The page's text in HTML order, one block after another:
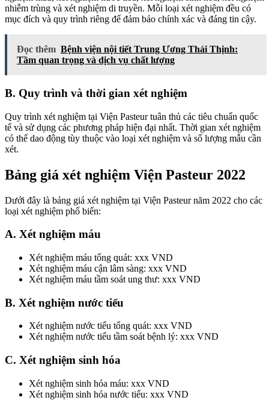
nhiễm trùng và xét nghiệm di truyền. Mỗi loại xét nghiệm đều có
mục đích và quy trình riêng để đảm bảo chính xác và đáng tin cậy.
Đọc thêm Bệnh viện nội tiết Trung Ương Thái Thịnh:
Tầm quan trọng và dịch vụ chất lượng
B. Quy trình và thời gian xét nghiệm
Quy trình xét nghiệm tại Viện Pasteur tuân thủ các tiêu chuẩn quốc
tế và sử dụng các phương pháp hiện đại nhất. Thời gian xét nghiệm
có thể dao động tùy thuộc vào loại xét nghiệm và số lượng mẫu cần
xét.
Bảng giá xét nghiệm Viện Pasteur 2022
Dưới đây là bảng giá xét nghiệm tại Viện Pasteur năm 2022 cho các
loại xét nghiệm phổ biến:
A. Xét nghiệm máu
Xét nghiệm máu tổng quát: xxx VND
Xét nghiệm máu cận lâm sàng: xxx VND
Xét nghiệm máu tầm soát ung thư: xxx VND
B. Xét nghiệm nước tiểu
Xét nghiệm nước tiểu tổng quát: xxx VND
Xét nghiệm nước tiểu tầm soát bệnh lý: xxx VND
C. Xét nghiệm sinh hóa
Xét nghiệm sinh hóa máu: xxx VND
Xét nghiệm sinh hóa nước tiểu: xxx VND